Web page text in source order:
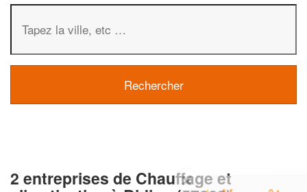
2 entreprises de Chauffage et
✕